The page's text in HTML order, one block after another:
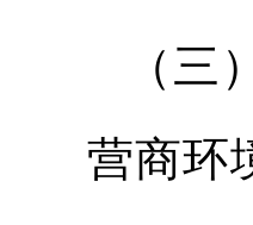
（
营商环